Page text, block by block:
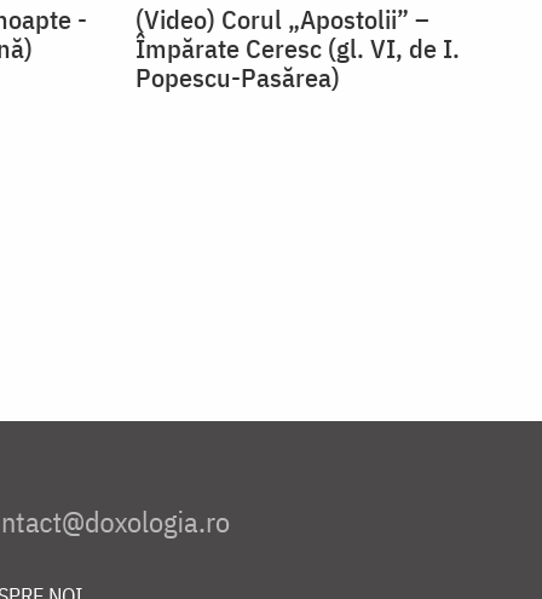
-
(Video) Corul „Apostolii” –
⁠Împărate Ceresc (gl. VI, de I.
Popescu-Pasărea)